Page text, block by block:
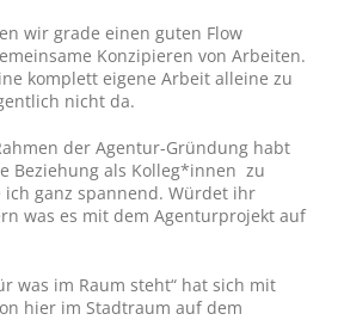
wir grade einen guten Flow
Konzipieren von Arbeiten.
komplett eigene Arbeit alleine zu
nicht da.
der Agentur-Gründung habt
Beziehung als Kolleg*innen zu
ich ganz spannend. Würdet ihr
was es mit dem Agenturprojekt auf
was im Raum steht“ hat sich mit
hier im Stadtraum auf dem